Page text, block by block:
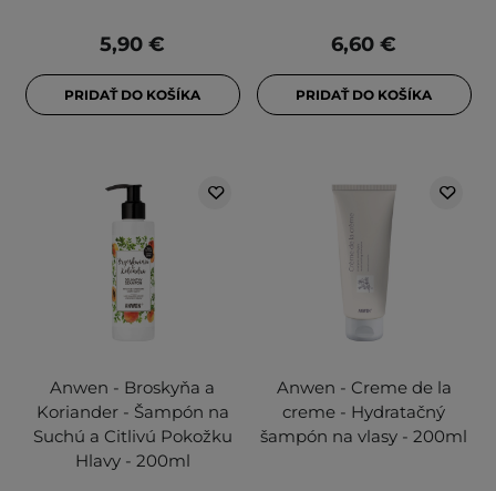
5,90 €
PRIDAŤ DO KOŠÍKA
6,60 €
PRIDAŤ DO KOŠÍKA
Anwen - Broskyňa a
Koriander - Šampón na
Suchú a Citlivú Pokožku
Hlavy - 200ml
Anwen - Creme de la
creme - Hydratačný
šampón na vlasy - 200ml